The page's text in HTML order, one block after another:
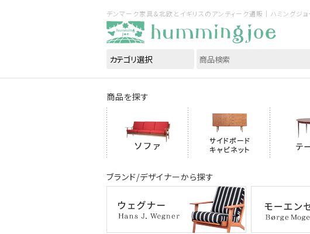
デンマーク家具＆北欧とイギリスのアンティーク通販｜ハミング
商品を探す
ブランド/デザイナーから探す